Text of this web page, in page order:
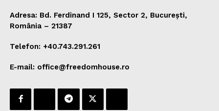
Adresa: Bd. Ferdinand I 125, Sector 2, București,
România – 21387
Telefon: +40.743.291.261
E-mail: office@freedomhouse.ro